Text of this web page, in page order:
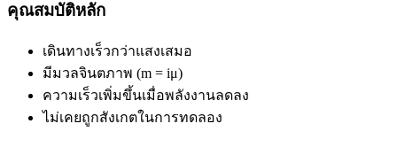
คุณสมบัติหลัก
เดินทางเร็วกว่าแสงเสมอ
มีมวลจินตภาพ (m = iμ)
ความเร็วเพิ่มขึ้นเมื่อพลังงานลดลง
ไม่เคยถูกสังเกตในการทดลอง